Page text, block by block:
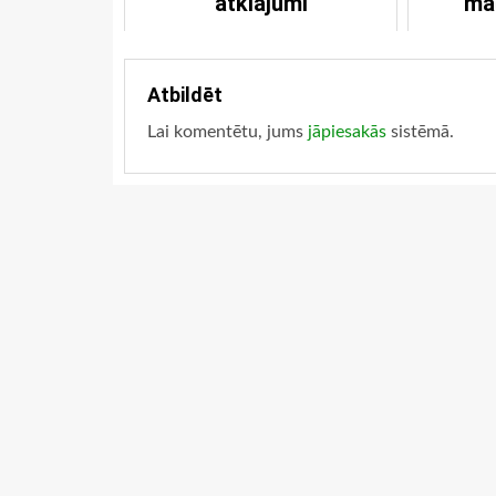
Atbildēt
Lai komentētu, jums jāpiesakās sistēmā.